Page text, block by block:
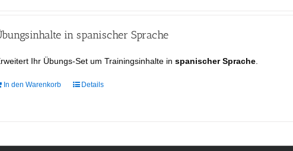
in spanischer Sprache
Ihr Übungs-Set um Trainingsinhalte inspanischer Sprache
In den Warenkorb Details